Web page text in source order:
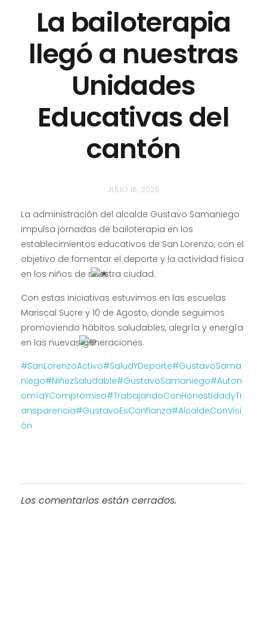
La bailoterapia
llegó a nuestras
Unidades
Educativas del
cantón
JULIO 16, 2025
La administración del alcalde Gustavo Samaniego
impulsa jornadas de bailoterapia en los
establecimientos educativos de San Lorenzo, con el
objetivo de fomentar el deporte y la actividad física
en los niños de nuestra ciudad.
Con estas iniciativas estuvimos en las escuelas
Mariscal Sucre y 10 de Agosto, donde seguimos
promoviendo hábitos saludables, alegría y energía
en las nuevas generaciones.
#SanLorenzoActivo#SaludYDeporte#GustavoSama
niego#NiñezSaludable#GustavoSamaniego#Auton
omíaYCompromiso#TrabajandoConHonestidadyTr
ansparencia#GustavoEsConfianza#AlcaldeConVisi
ón
Los comentarios están cerrados.